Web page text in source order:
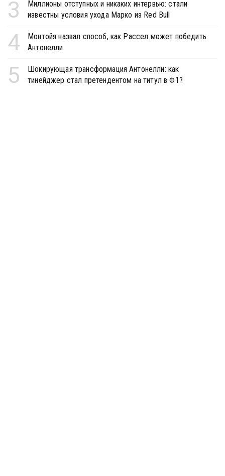
3
Миллионы отступных и никаких интервью: стали
известны условия ухода Марко из Red Bull
4
Монтойя назвал способ, как Рассел может победить
Антонелли
5
Шокирующая трансформация Антонелли: как
тинейджер стал претендентом на титул в Ф1?